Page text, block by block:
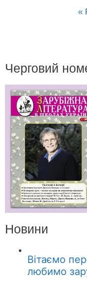
«
Черговий
Новини
Вітаємо
любимо